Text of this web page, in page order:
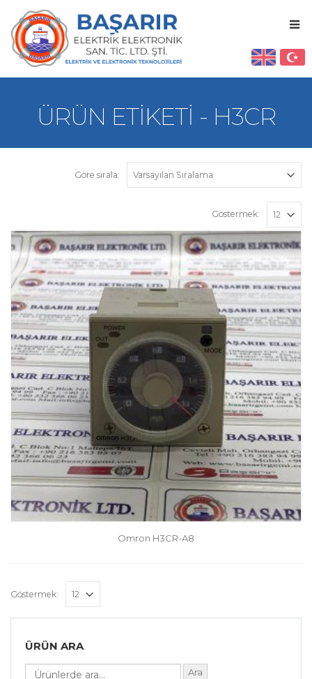
ÜRÜN ETIKETI - H3CR
Göre sırala:
Göstermek:
Omron H3CR-A8
Göstermek:
ÜRÜN ARA
Ara